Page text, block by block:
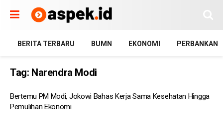
BERITA TERBARU BUMN EKONOMI PERBANKAN
Tag: Narendra Modi
Bertemu PM Modi, Jokowi Bahas Kerja Sama Kesehatan Hingga
Pemulihan Ekonomi